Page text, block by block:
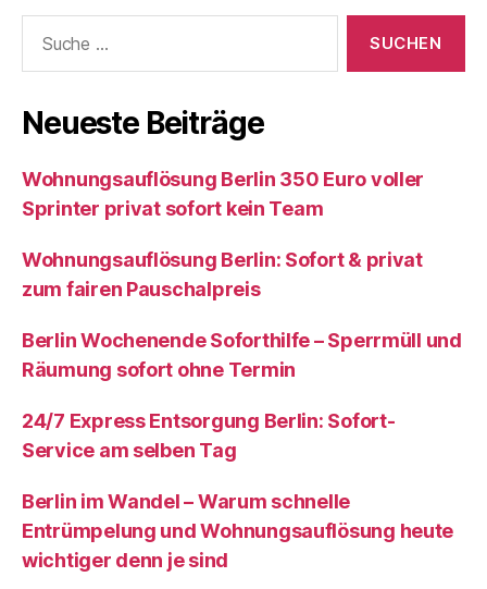
nach:
Neueste Beiträge
Wohnungsauflösung Berlin 350 Euro voller
Sprinter privat sofort kein Team
Wohnungsauflösung Berlin: Sofort & privat
zum fairen Pauschalpreis
Berlin Wochenende Soforthilfe – Sperrmüll und
Räumung sofort ohne Termin
24/7 Express Entsorgung Berlin: Sofort-
Service am selben Tag
Berlin im Wandel – Warum schnelle
Entrümpelung und Wohnungsauflösung heute
wichtiger denn je sind